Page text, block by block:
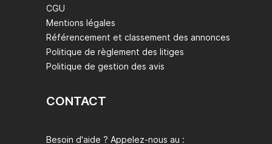
CGU
Mentions légales
Référencement et classement des annonces
Politique de règlement des litiges
Politique de gestion des avis
CONTACT
Besoin d'aide ? Appelez-nous au :